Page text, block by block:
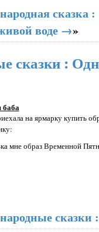
сказка
воде →»
сказки :
баба
на ярмарку купить
мне образ Временной